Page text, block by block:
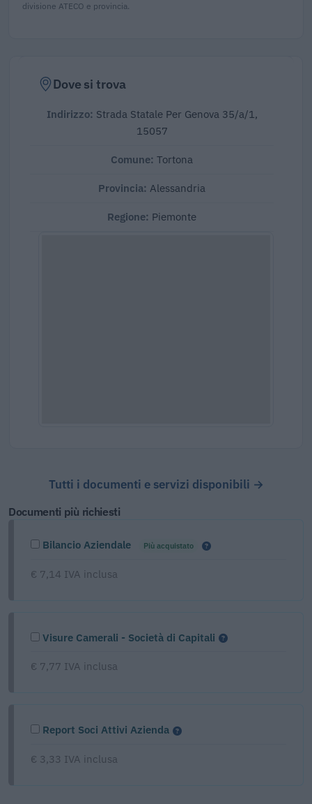
divisione ATECO e provincia.
Dove si trova
Indirizzo: Strada Statale Per Genova 35/a/1,
15057
Comune: Tortona
Provincia: Alessandria
Regione: Piemonte
Tutti i documenti e servizi disponibili →
Documenti più richiesti
Bilancio Aziendale Più acquistato
€ 7,14 IVA inclusa
Visure Camerali - Società di Capitali
€ 7,77 IVA inclusa
Report Soci Attivi Azienda
€ 3,33 IVA inclusa